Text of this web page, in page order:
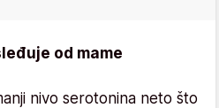
od mame
nivo serotonina neto što